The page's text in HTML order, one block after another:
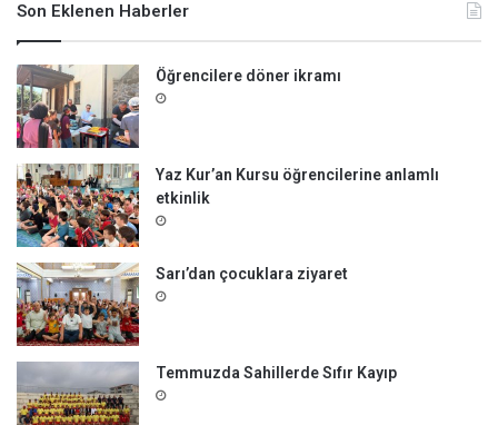
Son Eklenen Haberler
Öğrencilere döner ikramı
Yaz Kur’an Kursu öğrencilerine anlamlı
etkinlik
Sarı’dan çocuklara ziyaret
Temmuzda Sahillerde Sıfır Kayıp